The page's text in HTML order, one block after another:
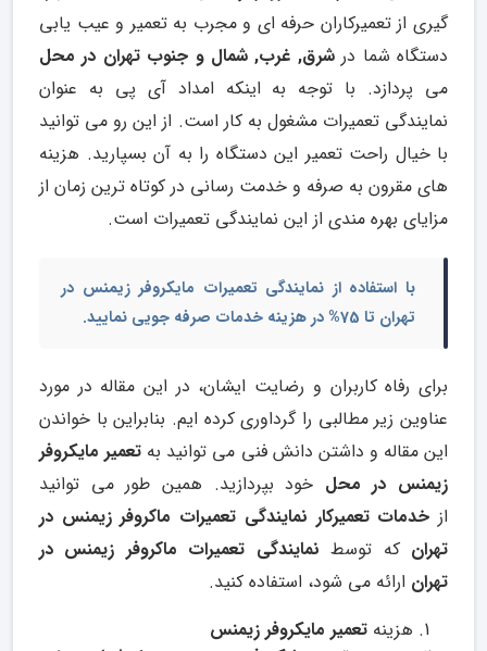
گیری از تعمیرکاران حرفه ای و مجرب به تعمیر و عیب یابی
دستگاه شما درشرق, غرب, شمال و جنوب تهران در محل
می پردازد. با توجه به اینکه امداد آی پی به عنوان
نمایندگی تعمیرات مشغول به کار است. از این رو می توانید
با خیال راحت تعمیر این دستگاه را به آن بسپارید. هزینه
های مقرون به صرفه و خدمت رسانی در کوتاه ترین زمان از
مزایای بهره مندی از این نمایندگی تعمیرات است.
با استفاده از نمایندگی تعمیرات مایکروفرزیمنس در
تهران تا 75% در هزینه خدمات صرفه جویی نمایید.
برای رفاه کاربران و رضایت ایشان، در این مقاله در مورد
عناوین زیر مطالبی را گرداوری کرده ایم. بنابراین با خواندن
این مقاله و داشتن دانش فنی می توانید به تعمیر مایکروفر
زیمنس در محل خود بپردازید. همین طور می توانید
از خدمات تعمیرکار نمایندگی تعمیرات ماکروفر زیمنس در
تهرانکه توسط نمایندگی تعمیرات ماکروفر زیمنس در
تهران ارائه می شود، استفاده کنید.
هزینه تعمیر مایکروفر زیمنس